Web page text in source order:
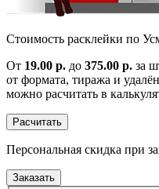
Cтоимость расклейки по
От 19.00 р. до 375.00 р. за
от формата, тиража и
можно расчитать в
Расчитать
Персональная скидка при
Заказать